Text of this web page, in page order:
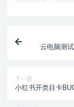
云电脑测
下一篇
小红书开类目卡